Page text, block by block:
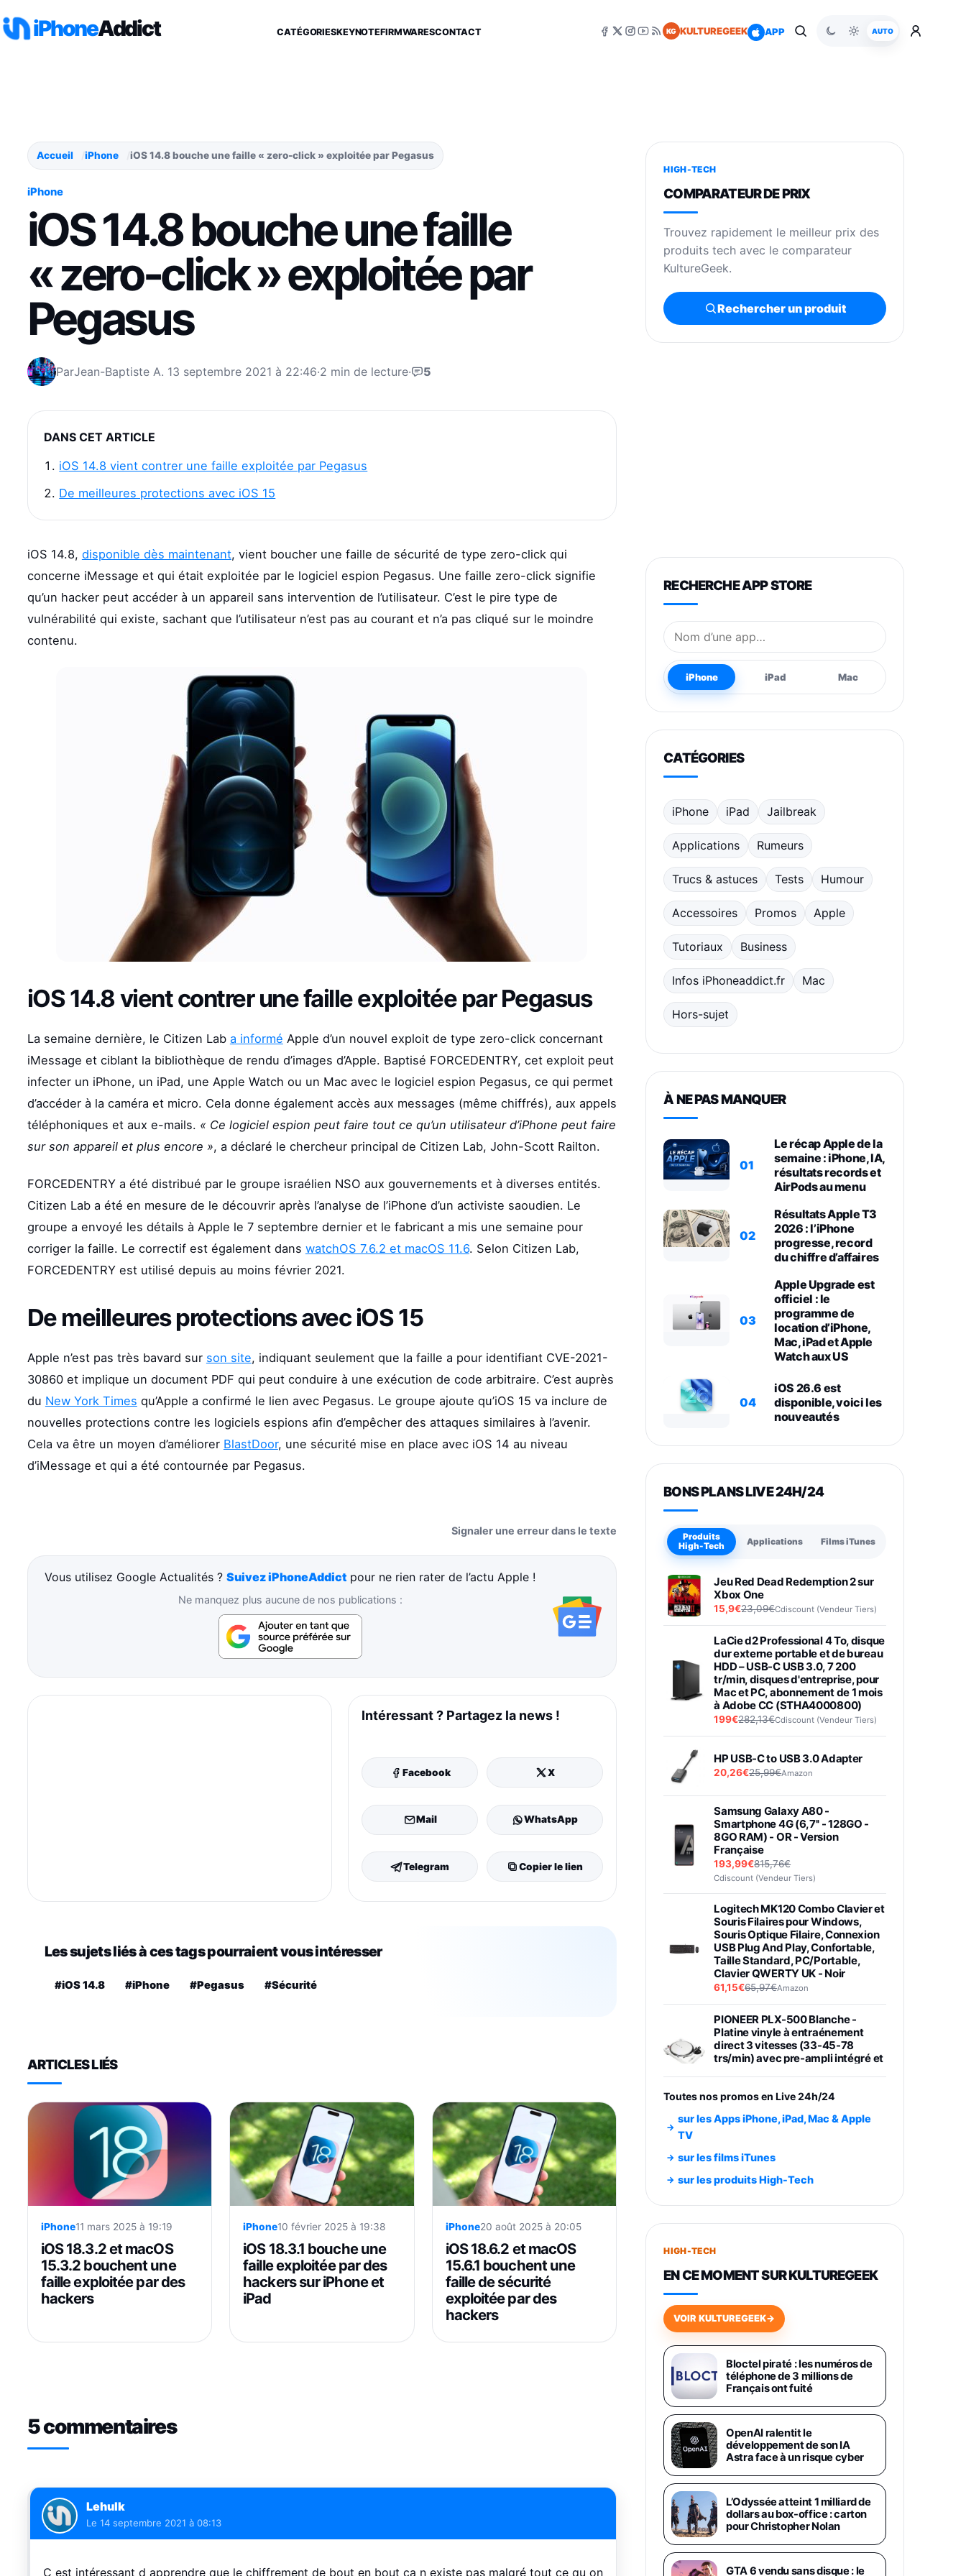
iPhoneAddict CATÉGORIESKEYNOTEFIRMWARESCONTACT KG KULTUREGEEK APP AUTO
Accueil iPhone iOS 14.8 bouche une faille « zero-click » exploitée par Pegasus
iPhone
iOS 14.8 bouche une faille
« zero-click » exploitée par
Pegasus
ParJean-Baptiste A. 13 septembre 2021 à 22:46·2 min de lecture· 5
DANS CET ARTICLE
iOS 14.8 vient contrer une faille exploitée par Pegasus
De meilleures protections avec iOS 15
iOS 14.8, disponible dès maintenant, vient boucher une faille de sécurité de type zero-click qui
concerne iMessage et qui était exploitée par le logiciel espion Pegasus. Une faille zero-click signifie
qu’un hacker peut accéder à un appareil sans intervention de l’utilisateur. C’est le pire type de
vulnérabilité qui existe, sachant que l’utilisateur n’est pas au courant et n’a pas cliqué sur le moindre
contenu.
iOS 14.8 vient contrer une faille exploitée par Pegasus
La semaine dernière, le Citizen Lab a informé Apple d’un nouvel exploit de type zero-click concernant
iMessage et ciblant la bibliothèque de rendu d’images d’Apple. Baptisé FORCEDENTRY, cet exploit peut
infecter un iPhone, un iPad, une Apple Watch ou un Mac avec le logiciel espion Pegasus, ce qui permet
d’accéder à la caméra et micro. Cela donne également accès aux messages (même chiffrés), aux appels
téléphoniques et aux e-mails. « Ce logiciel espion peut faire tout ce qu’un utilisateur d’iPhone peut faire
sur son appareil et plus encore », a déclaré le chercheur principal de Citizen Lab, John-Scott Railton.
FORCEDENTRY a été distribué par le groupe israélien NSO aux gouvernements et à diverses entités.
Citizen Lab a été en mesure de le découvrir après l’analyse de l’iPhone d’un activiste saoudien. Le
groupe a envoyé les détails à Apple le 7 septembre dernier et le fabricant a mis une semaine pour
corriger la faille. Le correctif est également dans watchOS 7.6.2 et macOS 11.6. Selon Citizen Lab,
FORCEDENTRY est utilisé depuis au moins février 2021.
De meilleures protections avec iOS 15
Apple n’est pas très bavard sur son site, indiquant seulement que la faille a pour identifiant CVE-2021-
30860 et implique un document PDF qui peut conduire à une exécution de code arbitraire. C’est auprès
du New York Times qu’Apple a confirmé le lien avec Pegasus. Le groupe ajoute qu’iOS 15 va inclure de
nouvelles protections contre les logiciels espions afin d’empêcher des attaques similaires à l’avenir.
Cela va être un moyen d’améliorer BlastDoor, une sécurité mise en place avec iOS 14 au niveau
d’iMessage et qui a été contournée par Pegasus.
Signaler une erreur dans le texte
Vous utilisez Google Actualités ?Suivez iPhoneAddict pour ne rien rater de l’actu Apple !
Ne manquez plus aucune de nos publications :
Intéressant ? Partagez la news !
Facebook X
Mail WhatsApp
Telegram Copier le lien
Les sujets liés à ces tags pourraient vous intéresser
#iOS 14.8 #iPhone #Pegasus #Sécurité
ARTICLES LIÉS
iPhone11 mars 2025 à 19:19
iOS 18.3.2 et macOS
15.3.2 bouchent une
faille exploitée par des
hackers
iPhone10 février 2025 à 19:38
iOS 18.3.1 bouche une
faille exploitée par des
hackers sur iPhone et
iPad
iPhone20 août 2025 à 20:05
iOS 18.6.2 et macOS
15.6.1 bouchent une
faille de sécurité
exploitée par des
hackers
5 commentaires
Lehulk
Le 14 septembre 2021 à 08:13
C est intéressant d apprendre que le chiffrement de bout en bout ça n existe pas malgré tout ce qu on
HIGH-TECH
COMPARATEUR DE PRIX
Trouvez rapidement le meilleur prix des
produits tech avec le comparateur
KultureGeek.
Rechercher un produit
RECHERCHE APP STORE
Nom de l’application
iPhone iPad Mac
CATÉGORIES
iPhone iPad Jailbreak
Applications Rumeurs
Trucs & astuces Tests Humour
Accessoires Promos Apple
Tutoriaux Business
Infos iPhoneaddict.fr Mac
Hors-sujet
À NE PAS MANQUER
01
Le récap Apple de la
semaine : iPhone, IA,
résultats records et
AirPods au menu
02
Résultats Apple T3
2026 : l’iPhone
progresse, record
du chiffre d’affaires
03
Apple Upgrade est
officiel : le
programme de
location d’iPhone,
Mac, iPad et Apple
Watch aux US
04
iOS 26.6 est
disponible, voici les
nouveautés
BONS PLANS LIVE 24H/24
Produits
High-Tech
Applications Films iTunes
Jeu Red Dead Redemption 2 sur
Xbox One
15,9€23,09€Cdiscount (Vendeur Tiers)
LaCie d2 Professional 4 To, disque
dur externe portable et de bureau
HDD – USB-C USB 3.0, 7 200
tr/min, disques d'entreprise, pour
Mac et PC, abonnement de 1 mois
à Adobe CC (STHA4000800)
199€282,13€Cdiscount (Vendeur Tiers)
HP USB-C to USB 3.0 Adapter
20,26€25,99€Amazon
Samsung Galaxy A80 -
Smartphone 4G (6,7'' - 128GO -
8GO RAM) - OR - Version
Française
193,99€815,76€
Cdiscount (Vendeur Tiers)
Logitech MK120 Combo Clavier et
Souris Filaires pour Windows,
Souris Optique Filaire, Connexion
USB Plug And Play, Confortable,
Taille Standard, PC/Portable,
Clavier QWERTY UK - Noir
61,15€65,97€Amazon
PIONEER PLX-500 Blanche -
Platine vinyle à entraénement
direct 3 vitesses (33-45-78
trs/min) avec pre-ampli intégré et
Smartphone SAMSUNG Galaxy
Smartphone SAMSUNG Galaxy
S26+ Violet 256Go
749,99€1240,43€Fnac (Vendeur Tiers)
648,63€
Smartphone Android 5G avec
Galaxy AI, 512 Go, Chargeur
Secteur Rapide 25W Inclus,
Smartphone déverrouillé, Noir,
Version FR
1019€1399€Fnac (Vendeur Tiers)
Galaxy S26 Ultra 512 Go Bleu
1019€ 1399€Fnac (Vendeur Tiers)
Galaxy S26 Ultra 256 Go Violet
892€1199€
Philips SHK2000BL - Casque
Enfant - Bleu & Répartiteur Audio
5 Casques, Blanc
24,94€ 29,96€Fnac (Vendeur Tiers)
Toutes nos promos en Live 24h/24
sur les Apps iPhone, iPad, Mac & Apple
TV
sur les films iTunes
sur les produits High-Tech
HIGH-TECH
EN CE MOMENT SUR KULTUREGEEK
VOIR KULTUREGEEK→
Bloctel piraté : les numéros de
téléphone de 3 millions de
Français ont fuité
OpenAI ralentit le
développement de son IA
Astra face à un risque cyber
L’Odyssée atteint 1 milliard de
dollars au box-office : carton
pour Christopher Nolan
GTA 6 vendu sans disque : le